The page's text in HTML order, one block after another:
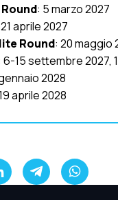
: 5 marzo 2027
aprile 2027
Round: 20 maggio
6-15 settembre 2027,
2028
aprile 2028